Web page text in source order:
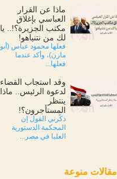
ماذا عن القرار
العباسي بإغلاق
مكتب الجزيرة؟!.. يا
لك من نتنياهو!
فعلها محمود عباس (أبو
مازن)، وأكد عندما
فعلها...
وقد استجاب القضاء
لدعوة الرئيس.. ماذا
ينتظر
المستأجرون؟!
ذكّرني القول إن
المحكمة الدستورية
العليا في مصر...
مقالات منوعة